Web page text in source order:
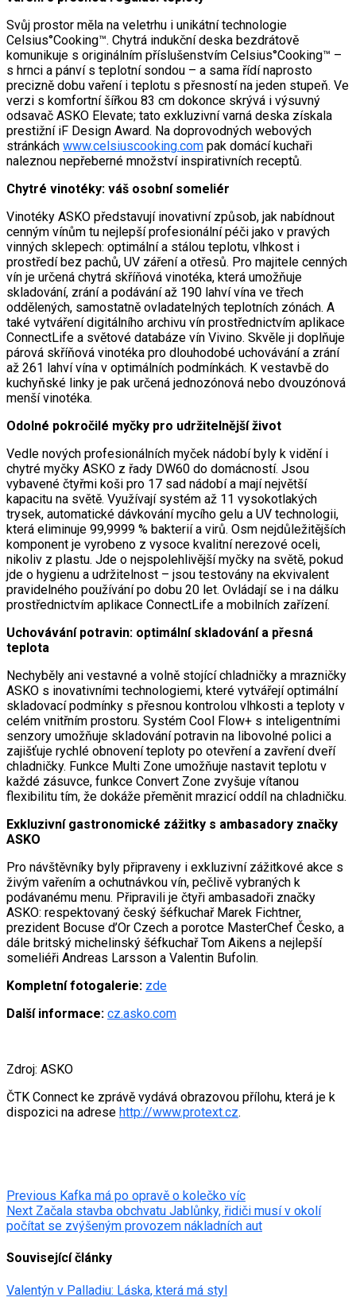
Svůj prostor měla na veletrhu i unikátní technologie
Celsius°Cooking™. Chytrá indukční deska bezdrátově
komunikuje s originálním příslušenstvím Celsius°Cooking™ –
s hrnci a pánví s teplotní sondou – a sama řídí naprosto
precizně dobu vaření i teplotu s přesností na jeden stupeň. Ve
verzi s komfortní šířkou 83 cm dokonce skrývá i výsuvný
odsavač ASKO Elevate; tato exkluzivní varná deska získala
prestižní iF Design Award. Na doprovodných webových
stránkách www.celsiuscooking.com pak domácí kuchaři
naleznou nepřeberné množství inspirativních receptů.
Chytré vinotéky: váš osobní someliér
Vinotéky ASKO představují inovativní způsob, jak nabídnout
cenným vínům tu nejlepší profesionální péči jako v pravých
vinných sklepech: optimální a stálou teplotu, vlhkost i
prostředí bez pachů, UV záření a otřesů. Pro majitele cenných
vín je určená chytrá skříňová vinotéka, která umožňuje
skladování, zrání a podávání až 190 lahví vína ve třech
oddělených, samostatně ovladatelných teplotních zónách. A
také vytváření digitálního archivu vín prostřednictvím aplikace
ConnectLife a světové databáze vín Vivino. Skvěle ji doplňuje
párová skříňová vinotéka pro dlouhodobé uchovávání a zrání
až 261 lahví vína v optimálních podmínkách. K vestavbě do
kuchyňské linky je pak určená jednozónová nebo dvouzónová
menší vinotéka.
Odolné pokročilé myčky pro udržitelnější život
Vedle nových profesionálních myček nádobí byly k vidění i
chytré myčky ASKO z řady DW60 do domácností. Jsou
vybavené čtyřmi koši pro 17 sad nádobí a mají největší
kapacitu na světě. Využívají systém až 11 vysokotlakých
trysek, automatické dávkování mycího gelu a UV technologii,
která eliminuje 99,9999 % bakterií a virů. Osm nejdůležitějších
komponent je vyrobeno z vysoce kvalitní nerezové oceli,
nikoliv z plastu. Jde o nejspolehlivější myčky na světě, pokud
jde o hygienu a udržitelnost – jsou testovány na ekvivalent
pravidelného používání po dobu 20 let. Ovládají se i na dálku
prostřednictvím aplikace ConnectLife a mobilních zařízení.
Uchovávání potravin: optimální skladování a přesná
teplota
Nechyběly ani vestavné a volně stojící chladničky a mrazničky
ASKO s inovativními technologiemi, které vytvářejí optimální
skladovací podmínky s přesnou kontrolou vlhkosti a teploty v
celém vnitřním prostoru. Systém Cool Flow+ s inteligentními
senzory umožňuje skladování potravin na libovolné polici a
zajišťuje rychlé obnovení teploty po otevření a zavření dveří
chladničky. Funkce Multi Zone umožňuje nastavit teplotu v
každé zásuvce, funkce Convert Zone zvyšuje vítanou
flexibilitu tím, že dokáže přeměnit mrazicí oddíl na chladničku.
Exkluzivní gastronomické zážitky s ambasadory značky
ASKO
Pro návštěvníky byly připraveny i exkluzivní zážitkové akce s
živým vařením a ochutnávkou vín, pečlivě vybraných k
podávanému menu. Připravili je čtyři ambasadoři značky
ASKO: respektovaný český šéfkuchař Marek Fichtner,
prezident Bocuse d’Or Czech a porotce MasterChef Česko, a
dále britský michelinský šéfkuchař Tom Aikens a nejlepší
someliéři Andreas Larsson a Valentin Bufolin.
Kompletní fotogalerie: zde
Další informace: cz.asko.com
Zdroj: ASKO
ČTK Connect ke zprávě vydává obrazovou přílohu, která je k
dispozici na adrese http://www.protext.cz.
Post
navigation
Previous Kafka má po opravě o kolečko víc
Next Začala stavba obchvatu Jablůnky, řidiči musí v okolí
počítat se zvýšeným provozem nákladních aut
Související články
Valentýn v Palladiu: Láska, která má styl